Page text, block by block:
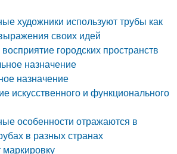
художники используют трубы как
своих идей
городских пространств
назначение
назначение
искусственного и функционального
особенности отражаются в
в разных странах
маркировку